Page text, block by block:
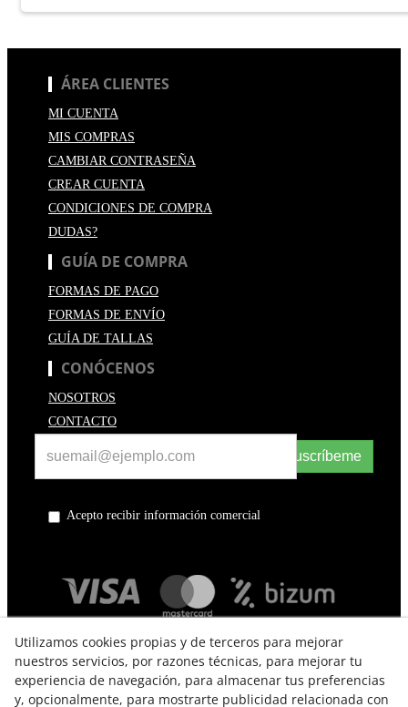
ÁREA CLIENTES
MI CUENTA
MIS COMPRAS
CAMBIAR CONTRASEÑA
CREAR CUENTA
CONDICIONES DE COMPRA
DUDAS?
GUÍA DE COMPRA
FORMAS DE PAGO
FORMAS DE ENVÍO
GUÍA DE TALLAS
CONÓCENOS
NOSOTROS
CONTACTO
Suscríbeme
Acepto recibir información comercial
Utilizamos cookies propias y de terceros para mejorar
nuestros servicios, por razones técnicas, para mejorar tu
experiencia de navegación, para almacenar tus preferencias
y, opcionalmente, para mostrarte publicidad relacionada con